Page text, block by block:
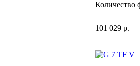
Количество
101 029 р.